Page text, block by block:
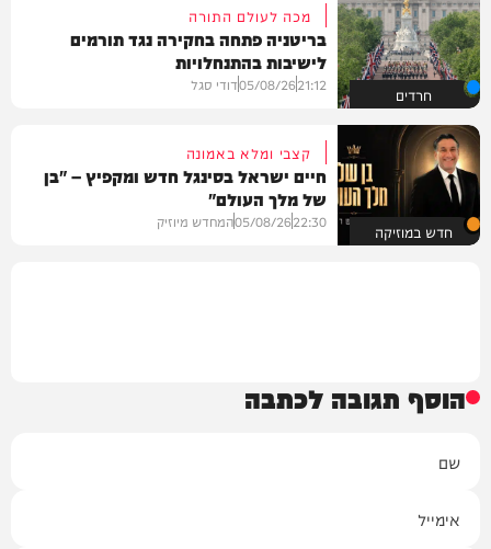
חרדים
מכה לעולם התורה
בריטניה פתחה בחקירה נגד תורמים
לישיבות בהתנחלויות
21:12
05/08/26דודי סגל
חדש במוזיקה
קצבי ומלא באמונה
חיים ישראל בסינגל חדש ומקפיץ – "בן
של מלך העולם"
22:30
05/08/26המחדש מיוזיק
הוסף תגובה לכתבה